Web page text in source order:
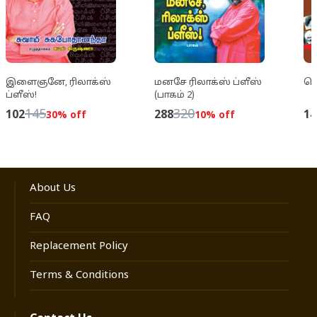
இளைஞனே, ரிலாக்ஸ்
ப்ளீஸ்!
10214530% off
மனசே ரிலாக்ஸ் ப்ளீஸ்
(பாகம் 2)
28832010% off
About Us
FAQ
Replacement Policy
Terms & Conditions